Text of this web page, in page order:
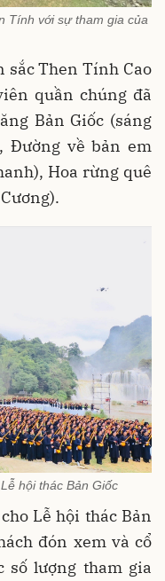
Tính với sự tham gia của
sắc Then Tính Cao
quần chúng đã
Bản Giốc (sáng
Đường về bản em
Hoa rừng quê
hội thác Bản Giốc
Lễ hội thác Bản
đón xem và cổ
số lượng tham gia